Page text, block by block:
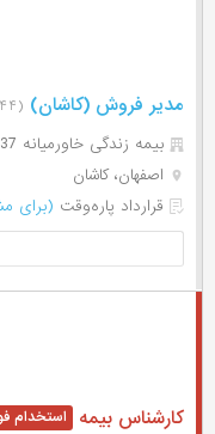
مدیر فروش (کاشان) (۴۴ روز پیش)
بیمه زندگی خاورمیانه 1056737 | Bime Khavarmianeh
اصفهان، کاشان
قرارداد پاره‌وقت (برای
کارشناس بیمه